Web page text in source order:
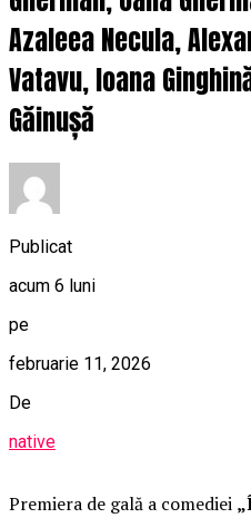
Azaleea Necula,
Vatavu, Ioana
Găinușă
Publicat
acum 6 luni
pe
februarie 11, 2026
De
native
Premiera de gală a comediei